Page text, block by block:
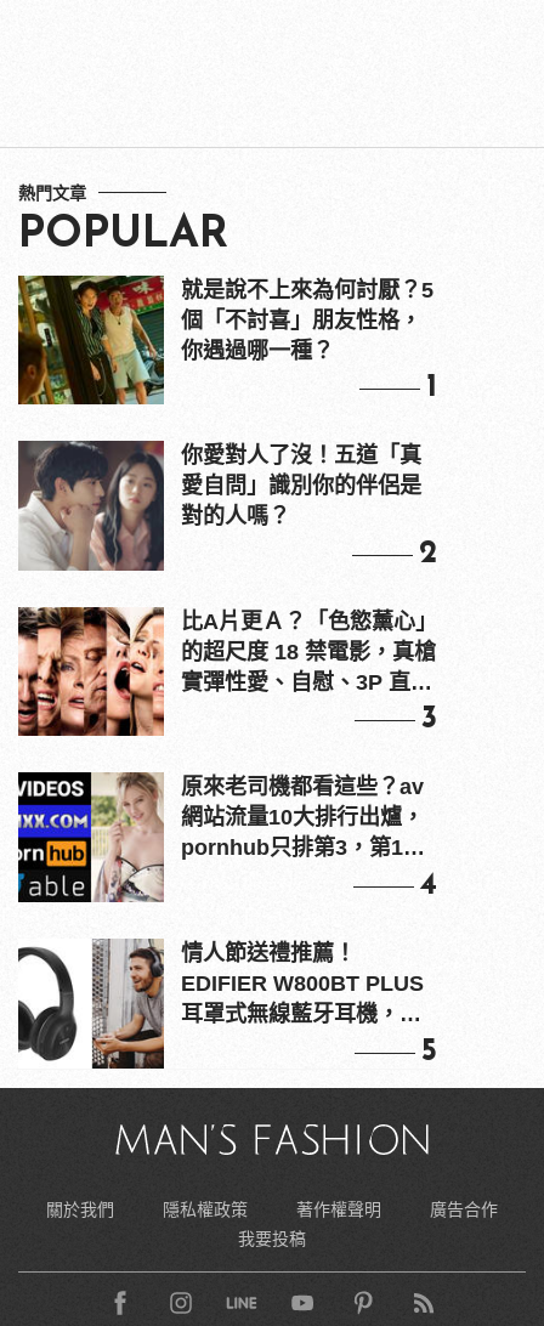
熱門文章
POPULAR
就是說不上來為何討厭？5
個「不討喜」朋友性格，
你遇過哪一種？
1
你愛對人了沒！五道「真
愛自問」識別你的伴侶是
對的人嗎？
2
比A片更Ａ？「色慾薰心」
的超尺度 18 禁電影，真槍
實彈性愛、自慰、3P 直接
3
原來老司機都看這些？av
網站流量10大排行出爐，
pornhub只排第3，第1名
4
情人節送禮推薦！
EDIFIER W800BT PLUS
耳罩式無線藍牙耳機，在
5
關於我們 隱私權政策 著作權聲明
廣告合作
我要投稿